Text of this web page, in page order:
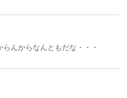
んからなんともだな・・・